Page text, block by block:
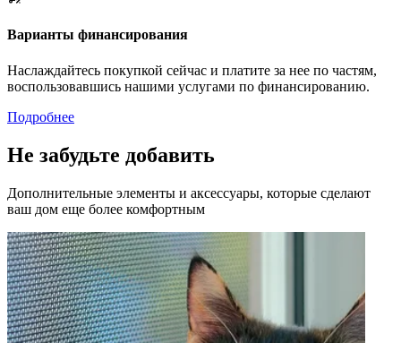
Варианты финансирования
Наслаждайтесь покупкой сейчас и платите за нее по частям,
воспользовавшись нашими услугами по финансированию.
Подробнее
Не забудьте добавить
Дополнительные элементы и аксессуары, которые сделают
ваш дом еще более комфортным